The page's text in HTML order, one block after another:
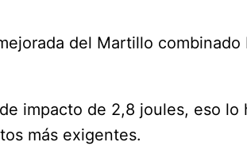
del Martillo combinado
impacto de 2,8 joules, eso lo
más exigentes.